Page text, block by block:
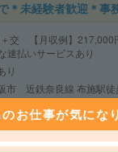
＊未経験者歓迎＊事
＋交 【月収例】
速払いサービスあり
り
市 近鉄奈良線 布施駅徒
まで＊時給1700円
お仕事が気にな